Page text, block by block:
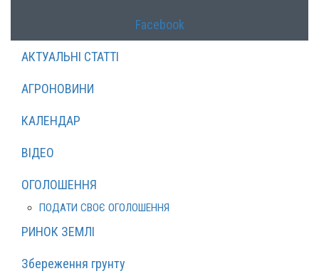
Facebook
АКТУАЛЬНІ СТАТТІ
АГРОНОВИНИ
КАЛЕНДАР
ВІДЕО
ОГОЛОШЕННЯ
ПОДАТИ СВОЄ ОГОЛОШЕННЯ
РИНОК ЗЕМЛІ
Збереження грунту